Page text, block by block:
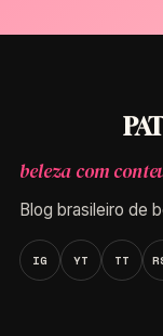
beleza com
Blog brasileiro de
IG YT TT